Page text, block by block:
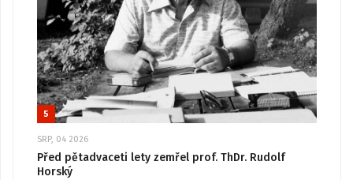
5
SRP, 04 2026
Před pětadvaceti lety zemřel prof. ThDr. Rudolf
Horský